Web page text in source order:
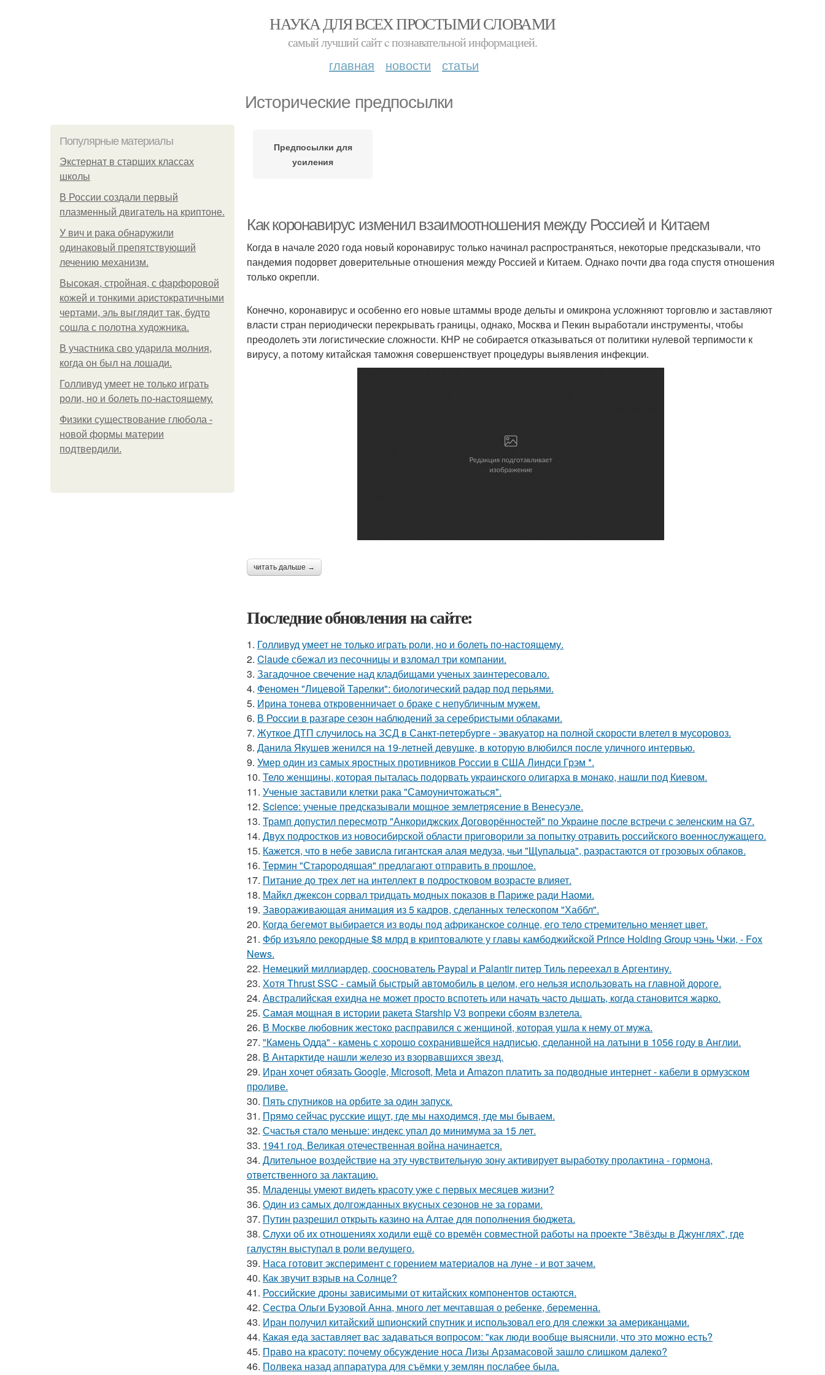
НАУКА ДЛЯ ВСЕХ ПРОСТЫМИ СЛОВАМИ
самый лучший сайт c познавательной информацией.
главная новости статьи
Исторические предпосылки
Популярные материалы
Экстернат в старших классах
школы
В России создали первый
плазменный двигатель на криптоне.
У вич и рака обнаружили
одинаковый препятствующий
лечению механизм.
Высокая, стройная, с фарфоровой
кожей и тонкими аристократичными
чертами, эль выглядит так, будто
сошла с полотна художника.
В участника сво ударила молния,
когда он был на лошади.
Голливуд умеет не только играть
роли, но и болеть по-настоящему.
Физики существование глюбола -
новой формы материи
подтвердили.
Предпосылки для
усиления
Как коронавирус изменил взаимоотношения между Россией и Китаем
Когда в начале 2020 года новый коронавирус только начинал распространяться, некоторые предсказывали, что
пандемия подорвет доверительные отношения между Россией и Китаем. Однако почти два года спустя отношения
только окрепли.
Конечно, коронавирус и особенно его новые штаммы вроде дельты и омикрона усложняют торговлю и заставляют
власти стран периодически перекрывать границы, однако, Москва и Пекин выработали инструменты, чтобы
преодолеть эти логистические сложности. КНР не собирается отказываться от политики нулевой терпимости к
вирусу, а потому китайская таможня совершенствует процедуры выявления инфекции.
читать дальше →
Последние обновления на сайте:
1. Голливуд умеет не только играть роли, но и болеть по-настоящему.
2. Claude сбежал из песочницы и взломал три компании.
3. Загадочное свечение над кладбищами ученых заинтересовало.
4. Феномен "Лицевой Тарелки": биологический радар под перьями.
5. Ирина тонева откровенничает о браке с непубличным мужем.
6. В России в разгаре сезон наблюдений за серебристыми облаками.
7. Жуткое ДТП случилось на ЗСД в Санкт-петербурге - эвакуатор на полной скорости влетел в мусоровоз.
8. Данила Якушев женился на 19-летней девушке, в которую влюбился после уличного интервью.
9. Умер один из самых яростных противников России в США Линдси Грэм *.
10. Тело женщины, которая пыталась подорвать украинского олигарха в монако, нашли под Киевом.
11. Ученые заставили клетки рака "Самоуничтожаться".
12. Science: ученые предсказывали мощное землетрясение в Венесуэле.
13. Трамп допустил пересмотр "Анкориджских Договорённостей" по Украине после встречи с зеленским на G7.
14. Двух подростков из новосибирской области приговорили за попытку отравить российского военнослужащего.
15. Кажется, что в небе зависла гигантская алая медуза, чьи "Щупальца", разрастаются от грозовых облаков.
16. Термин "Старородящая" предлагают отправить в прошлое.
17. Питание до трех лет на интеллект в подростковом возрасте влияет.
18. Майкл джексон сорвал тридцать модных показов в Париже ради Наоми.
19. Завораживающая анимация из 5 кадров, сделанных телескопом "Хаббл".
20. Когда бегемот выбирается из воды под африканское солнце, его тело стремительно меняет цвет.
21. Фбр изъяло рекордные $8 млрд в криптовалюте у главы камбоджийской Prince Holding Group чэнь Чжи, - Fox
News.
22. Немецкий миллиардер, сооснователь Paypal и Palantir питер Тиль переехал в Аргентину.
23. Хотя Thrust SSC - самый быстрый автомобиль в целом, его нельзя использовать на главной дороге.
24. Австралийская ехидна не может просто вспотеть или начать часто дышать, когда становится жарко.
25. Самая мощная в истории ракета Starship V3 вопреки сбоям взлетела.
26. В Москве любовник жестокo расправился с женщиной, которая ушла к нему от мужа.
27. "Камень Одда" - камень с хорошо сохранившейся надписью, сделанной на латыни в 1056 году в Англии.
28. В Антарктиде нашли железо из взорвавшихся звезд.
29. Иран хочет обязать Google, Microsoft, Meta и Amazon платить за подводные интернет - кабели в ормузском
проливе.
30. Пять спутников на орбите за один запуск.
31. Прямо сейчас русские ищут, где мы находимся, где мы бываем.
32. Счастья стало меньше: индекс упал до минимума за 15 лет.
33. 1941 год. Великая отечественная война начинается.
34. Длительное воздействие на эту чувствительную зону активирует выработку пролактина - гормона,
ответственного за лактацию.
35. Младенцы умеют видеть красоту уже с первых месяцев жизни?
36. Один из самых долгожданных вкусных сезонов не за горами.
37. Путин разрешил открыть казино на Алтае для пополнения бюджета.
38. Слухи об их отношениях ходили ещё со времён совместной работы на проекте "Звёзды в Джунглях", где
галустян выступал в роли ведущего.
39. Наса готовит эксперимент с горением материалов на луне - и вот зачем.
40. Как звучит взрыв на Солнце?
41. Российские дроны зависимыми от китайских компонентов остаются.
42. Сестра Ольги Бузовой Анна, много лет мечтавшая о ребенке, беременна.
43. Иран получил китайский шпионский спутник и использовал его для слежки за американцами.
44. Какая еда заставляет вас задаваться вопросом: "как люди вообще выяснили, что это можно есть?
45. Право на красоту: почему обсуждение носа Лизы Арзамасовой зашло слишком далеко?
46. Полвека назад аппаратура для съёмки у землян послабее была.